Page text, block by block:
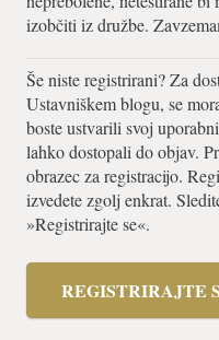
izobčiti iz družbe.
Še niste registrirani? Za
Ustavniškem blogu, se
boste ustvarili svoj
lahko dostopali do objav.
obrazec za registracijo.
izvedete zgolj enkrat.
»Registrirajte se«.
REGISTRIRAJTE